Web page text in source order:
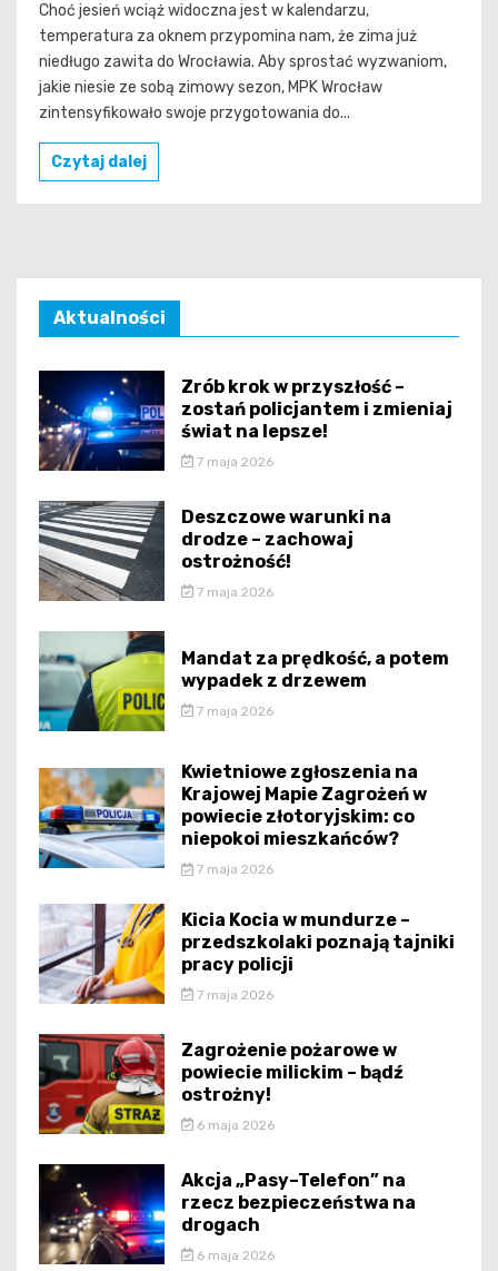
Choć jesień wciąż widoczna jest w kalendarzu,
temperatura za oknem przypomina nam, że zima już
niedługo zawita do Wrocławia. Aby sprostać wyzwaniom,
jakie niesie ze sobą zimowy sezon, MPK Wrocław
zintensyfikowało swoje przygotowania do...
Czytaj dalej
Aktualności
Zrób krok w przyszłość –
zostań policjantem i zmieniaj
świat na lepsze!
7 maja 2026
Deszczowe warunki na
drodze – zachowaj
ostrożność!
7 maja 2026
Mandat za prędkość, a potem
wypadek z drzewem
7 maja 2026
Kwietniowe zgłoszenia na
Krajowej Mapie Zagrożeń w
powiecie złotoryjskim: co
niepokoi mieszkańców?
7 maja 2026
Kicia Kocia w mundurze –
przedszkolaki poznają tajniki
pracy policji
7 maja 2026
Zagrożenie pożarowe w
powiecie milickim – bądź
ostrożny!
6 maja 2026
Akcja „Pasy–Telefon” na
rzecz bezpieczeństwa na
drogach
6 maja 2026